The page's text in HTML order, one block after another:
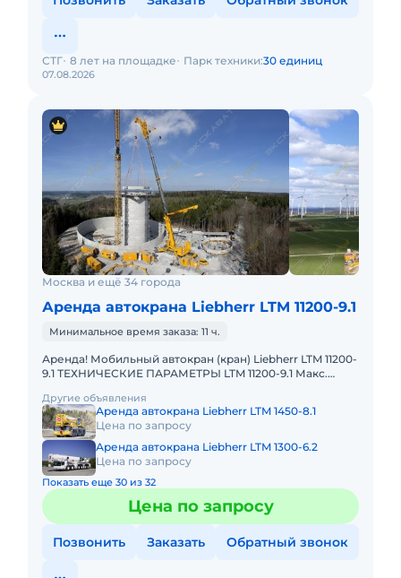
07.08.2026
СТГ 8 лет на площадке Парк техники:30 единиц
Москва и ещё 34 города
Аренда автокрана Liebherr LTM 11200-9.1
Минимальное время заказа: 11 ч.
Аренда! Мобильный автокран (кран) Liebherr LTM 11200-
9.1 ТЕХНИЧЕСКИЕ ПАРАМЕТРЫ LTM 11200-9.1 Макс.
м Макс.
Другие объявления
Аренда автокрана Liebherr LTM 1450-8.1
Цена по запросу
Аренда автокрана Liebherr LTM 1300-6.2
Цена по запросу
Показать еще 30 из 32
Цена по запросу
Позвонить Заказать Обратный звонок